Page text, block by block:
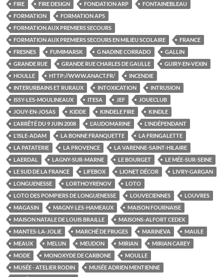
FIRE
FIRE DESIGN FONDATION ARP
FONTAINEBLEAU
FORMATION
FORMATION APS
FORMATION AUX PREMIERS SECOURS
FORMATION AUX PREMIERS SECOURS EN MILIEU SCOLAIRE
FRANCE
FRESNES
FUMIMARSK G NADINE CORRADO
GALLIN
GRANDE RUE
GRANDE RUE CHARLES DE GAULLE
GUIRY-EN-VEXIN
HOULLE
HTTP://WWW.ANACT.FR/
INCENDIE
INTERURBAINS ET RURAUX
INTOXICATION
INTRUSION
ISSY-LES-MOULINEAUX
ITESA JEF
JOUECLUB
JOUY-EN-JOSAS
KIDDE KINDELE FIRE
KINDLE
L'ARRÊTÉ DU 9 JUIN 2008
L'AUDOMARINE
L'INDÉPENDANT
L'ISLE-ADAM
LA BONNE FRANQUETTE
LA FRINGALETTE
LA PATATERIE
LA PROVENCE
LA VARENNE-SAINT-HILAIRE
LAERDAL
LAGNY-SUR-MARNE LE BOURGET
LE MÉE-SUR-SEINE
LE SUD DE LA FRANCE
LIFEBOX LIONET DÉCOR
LIVRY-GARGAN
LONGUENESSE
LORTHOYRENOV
LOTO
LOTO DES POMPIERS DE LONGUENESSE
LOUVECIENNES
LOUVRES
MAGASIN
MAGNY-LES-HAMEAUX
MAISON FOURNAISE
MAISON NATALE DE LOUIS BRAILLE
MAISONS-ALFORT CEDEX
MANTES-LA-JOLIE
MARCHÉ DE FRUGES MARINEVA
MAULE
MEAUX
MELUN MEUDON MIRIAN
MIRIAN CAREY
MODE
MONOXYDE DE CARBONE
MOULLE
MUSÉE - ATELIER RODIN
MUSÉE ADRIEN MENTIENNE